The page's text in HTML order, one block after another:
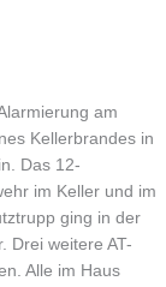
am
Kellerbrandes in
Das 12-
im Keller und im
ging in der
Drei weitere AT-
Alle im Haus